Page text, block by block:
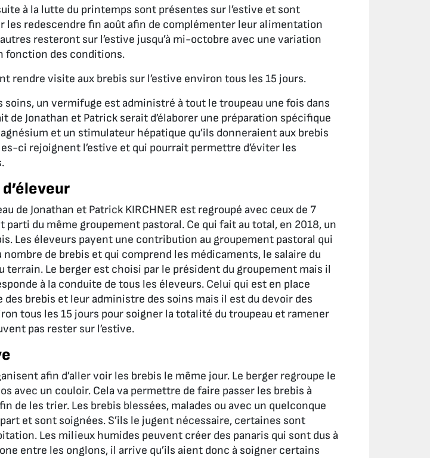
à la lutte du printemps sont présentes sur l’estive et sont
les redescendre fin août afin de complémenter leur alimentation
resteront sur l’estive jusqu’à mi-octobre avec une variation
fonction des conditions.
rendre visite aux brebis sur l’estive environ tous les 15 jours.
soins, un vermifuge est administré à tout le troupeau une fois dans
de Jonathan et Patrick serait d’élaborer une préparation spécifique
et un stimulateur hépatique qu’ils donneraient aux brebis
ci rejoignent l’estive et qui pourrait permettre d’éviter les
de Jonathan et Patrick KIRCHNER est regroupé avec ceux de 7
parti du même groupement pastoral. Ce qui fait au total, en 2018, un
Les éleveurs payent une contribution au groupement pastoral qui
de brebis et qui comprend les médicaments, le salaire du
terrain. Le berger est choisi par le président du groupement mais il
à la conduite de tous les éleveurs. Celui qui est en place
des brebis et leur administre des soins mais il est du devoir des
tous les 15 jours pour soigner la totalité du troupeau et ramener
pas rester sur l’estive.
afin d’aller voir les brebis le même jour. Le berger regroupe le
avec un couloir. Cela va permettre de faire passer les brebis à
de les trier. Les brebis blessées, malades ou avec un quelconque
et sont soignées. S’ils le jugent nécessaire, certaines sont
Les milieux humides peuvent créer des panaris qui sont dus à
entre les onglons, il arrive qu’ils aient donc à soigner certains